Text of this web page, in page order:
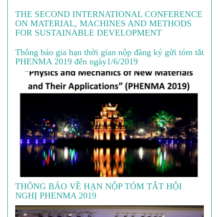
THE SECOND INTERNATIONAL CONFERENCE
ON MATERIAL, MACHINES AND METHODS
FOR SUSTAINABLE DEVELOPMENT
Thông báo gia hạn thời gian nộp đăng ký gửi tóm tắt
PHENMA 2019 đến ngày1/6/2019
THÔNG BÁO VỀ HẠN NỘP TÓM TẮT HỘI
NGHỊ PHENMA 2019